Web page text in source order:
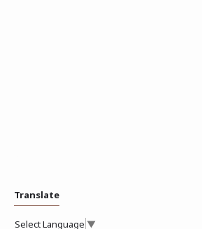
Translate
Select Language ▼